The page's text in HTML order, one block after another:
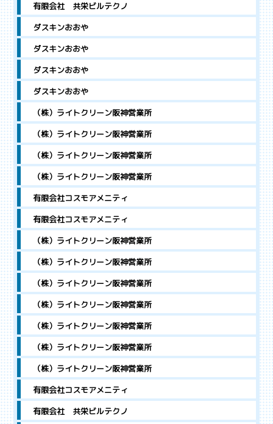
有限会社 共栄ビルテクノ
ダスキンおおや
ダスキンおおや
ダスキンおおや
ダスキンおおや
（株）ライトクリーン阪神営業所
（株）ライトクリーン阪神営業所
（株）ライトクリーン阪神営業所
（株）ライトクリーン阪神営業所
有限会社コスモアメニティ
有限会社コスモアメニティ
（株）ライトクリーン阪神営業所
（株）ライトクリーン阪神営業所
（株）ライトクリーン阪神営業所
（株）ライトクリーン阪神営業所
（株）ライトクリーン阪神営業所
（株）ライトクリーン阪神営業所
（株）ライトクリーン阪神営業所
有限会社コスモアメニティ
有限会社 共栄ビルテクノ